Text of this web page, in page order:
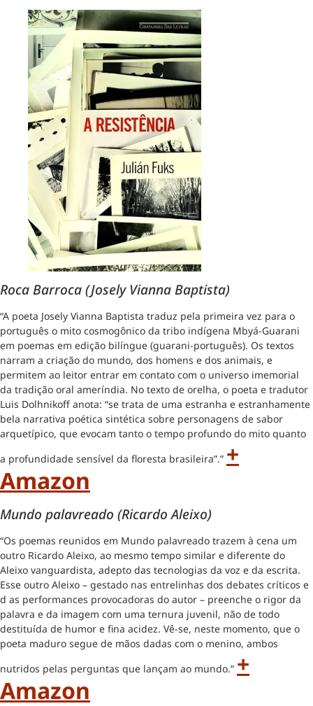
Roca Barroca (Josely Vianna Baptista)
“A poeta Josely Vianna Baptista traduz pela primeira vez para o
português o mito cosmogônico da tribo indígena Mbyá-Guarani
em poemas em edição bilíngue (guarani-português). Os textos
narram a criação do mundo, dos homens e dos animais, e
permitem ao leitor entrar em contato com o universo imemorial
da tradição oral ameríndia. No texto de orelha, o poeta e tradutor
Luis Dolhnikoff anota: “se trata de uma estranha e estranhamente
bela narrativa poética sintética sobre personagens de sabor
arquetípico, que evocam tanto o tempo profundo do mito quanto
a profundidade sensível da floresta brasileira”.” +
Amazon
Mundo palavreado (Ricardo Aleixo)
“Os poemas reunidos em Mundo palavreado trazem à cena um
outro Ricardo Aleixo, ao mesmo tempo similar e diferente do
Aleixo vanguardista, adepto das tecnologias da voz e da escrita.
Esse outro Aleixo – gestado nas entrelinhas dos debates críticos e
d as performances provocadoras do autor – preenche o rigor da
palavra e da imagem com uma ternura juvenil, não de todo
destituída de humor e fina acidez. Vê-se, neste momento, que o
poeta maduro segue de mãos dadas com o menino, ambos
nutridos pelas perguntas que lançam ao mundo.” +
Amazon